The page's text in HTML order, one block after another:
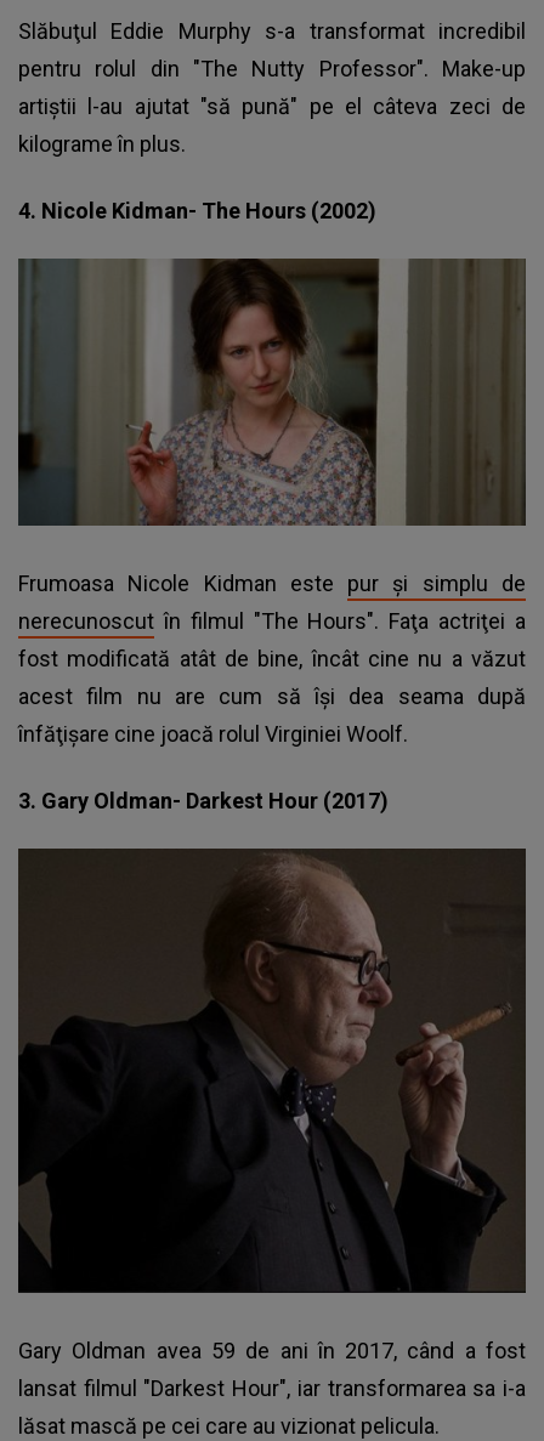
Slăbuţul Eddie Murphy s-a transformat incredibil
pentru rolul din "The Nutty Professor". Make-up
artiştii l-au ajutat "să pună" pe el câteva zeci de
kilograme în plus.
4. Nicole Kidman- The Hours (2002)
Frumoasa Nicole Kidman este pur şi simplu de
nerecunoscut în filmul "The Hours". Faţa actriţei a
fost modificată atât de bine, încât cine nu a văzut
acest film nu are cum să îşi dea seama după
înfăţişare cine joacă rolul Virginiei Woolf.
3. Gary Oldman- Darkest Hour (2017)
Gary Oldman avea 59 de ani în 2017, când a fost
lansat filmul "Darkest Hour", iar transformarea sa i-a
lăsat mască pe cei care au vizionat pelicula.